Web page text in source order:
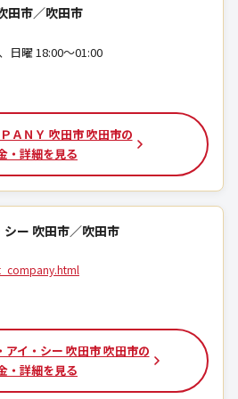
田市／吹田市
日曜 18:00～01:00
ＡＮＹ 吹田市 吹田市の
・詳細を見る
ー 吹田市／吹田市
アイ・シー 吹田市 吹田市の
・詳細を見る